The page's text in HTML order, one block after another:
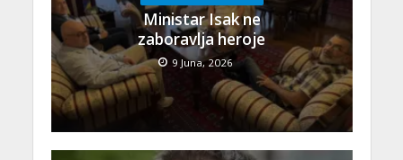
Ministar Isak ne
zaboravlja heroje
9 Juna, 2026